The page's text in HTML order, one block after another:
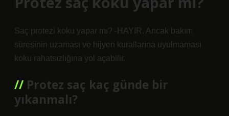
Saç protezi koku yapar mı? -HAYIR. Ancak bakım
süresinin uzaması ve hijyen kurallarına uyulmaması
koku rahatsızlığına yol açabilir.
Protez saç kaç günde bir
yıkanmalı?